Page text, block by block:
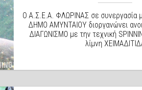
Ο Α.Σ.Ε.Α. ΦΛΩΡΙΝΑΣ σε συνεργασία
ΔΗΜΟ ΑΜΥΝΤΑΙΟΥ διοργανώνει
ΔΙΑΓΩΝΙΣΜΟ με την τεχνική
λίμνη